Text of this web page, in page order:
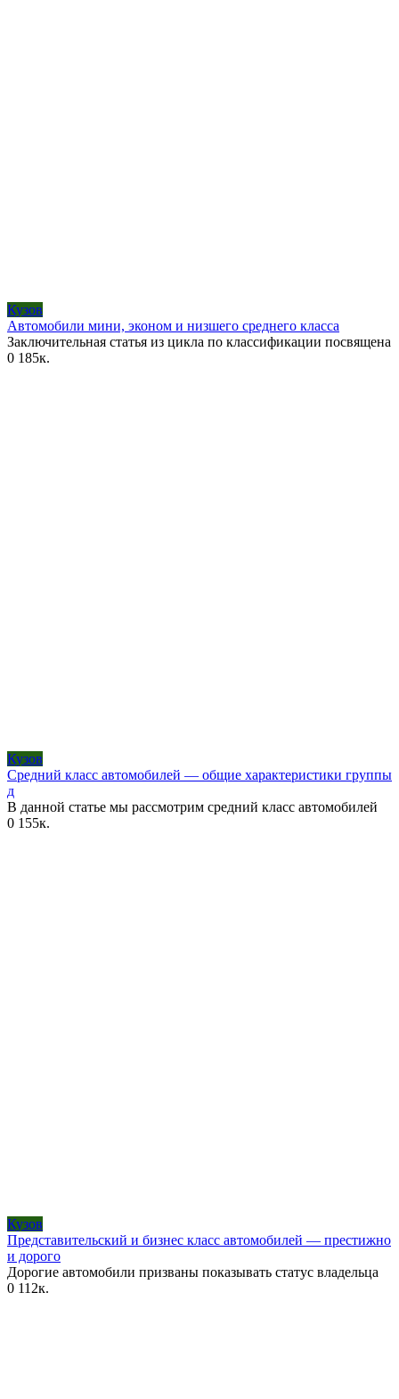
Кузов
Автомобили мини, эконом и низшего среднего класса
Заключительная статья из цикла по классификации посвящена
0 185к.
Кузов
Средний класс автомобилей — общие характеристики группы
д
В данной статье мы рассмотрим средний класс автомобилей
0 155к.
Кузов
Представительский и бизнес класс автомобилей — престижно
и дорого
Дорогие автомобили призваны показывать статус владельца
0 112к.